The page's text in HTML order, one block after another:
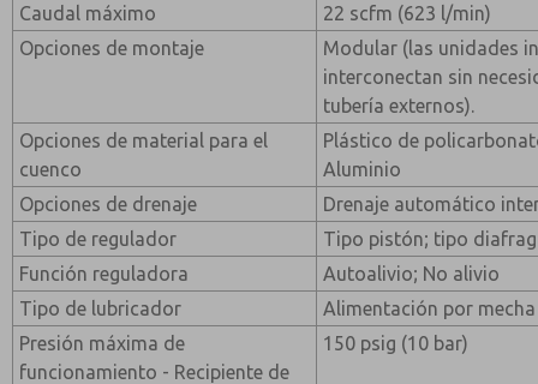
Caudal máximo
22 scfm (623 l/min)
Opciones de montaje
Modular (las unidades
interconectan sin
tubería externos).
Opciones de material para el
cuenco
Plástico de
Aluminio
Opciones de drenaje
Drenaje automático
Tipo de regulador
Tipo pistón; tipo
Función reguladora
Autoalivio; No alivio
Tipo de lubricador
Alimentación por mecha
Presión máxima de
funcionamiento - Recipiente de
150 psig (10 bar)